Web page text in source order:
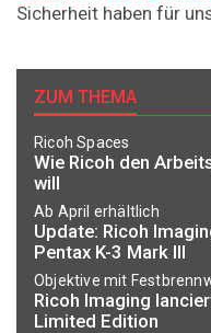
Sicherheit haben für
ZUM THEMA
Ricoh Spaces
Wie Ricoh den
will
Ab April erhältlich
Update: Ricoh
Pentax K-3 Mark III
Objektive mit
Ricoh Imaging
Limited Edition